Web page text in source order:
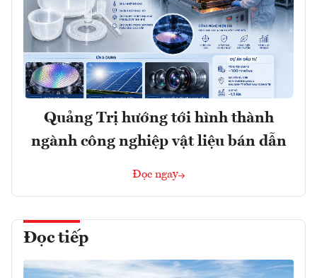
Quảng Trị hướng tới hình thành
ngành công nghiệp vật liệu bán dẫn
Đọc ngay
Đọc tiếp